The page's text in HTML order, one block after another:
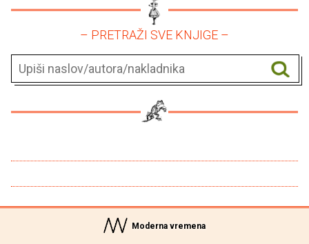
– PRETRAŽI SVE KNJIGE –
Moderna vremena